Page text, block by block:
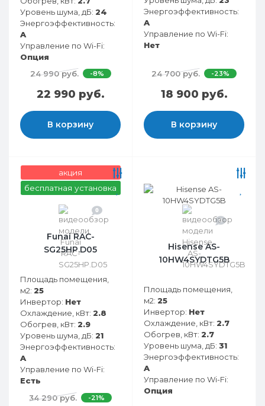
Уровень шума, дБ: 24
Энергоэффективность:
A
Управление по Wi-Fi:
Опция
24 990 руб.
-8%
22 990 руб.
В корзину
Энергоэффективность:
A
Управление по Wi-Fi:
Нет
24 700 руб. -23%
18 900 руб.
В корзину
акция
бесплатная установка
0
Funai RAC-
SG25HP.D05
Площадь помещения,
м2: 25
Инвертор: Нет
Охлаждение, кВт: 2.8
Обогрев, кВт: 2.9
Уровень шума, дБ: 21
Энергоэффективность:
A
Управление по Wi-Fi:
Есть
34 290 руб.
-21%
0
Hisense AS-
10HW4SYDTG5B
Площадь помещения,
м2: 25
Инвертор: Нет
Охлаждение, кВт: 2.7
Обогрев, кВт: 2.7
Уровень шума, дБ: 31
Энергоэффективность:
A
Управление по Wi-Fi:
Опция